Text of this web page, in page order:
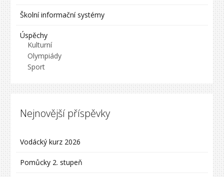
Školní informační systémy
Úspěchy
Kulturní
Olympiády
Sport
Nejnovější příspěvky
Vodácký kurz 2026
Pomůcky 2. stupeň